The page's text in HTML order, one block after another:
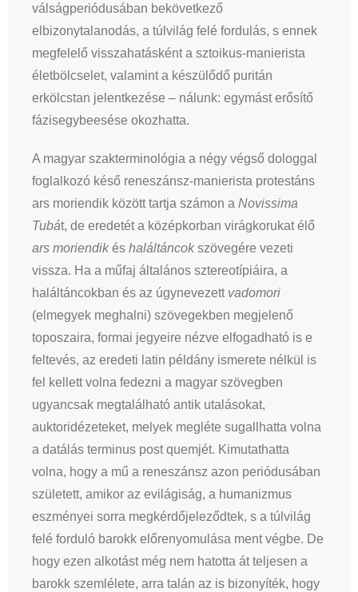
válságperiódusában bekövetkező
elbizonytalanodás, a túlvilág felé fordulás, s ennek
megfelelő visszahatásként a sztoikus-manierista
életbölcselet, valamint a készülődő puritán
erkölcstan jelentkezése – nálunk: egymást erősítő
fázisegybeesése okozhatta.
A magyar szakterminológia a négy végső dologgal
foglalkozó késő reneszánsz-manierista protestáns
ars moriendik között tartja számon a Novissima
Tubát, de eredetét a középkorban virágkorukat élő
ars moriendikés haláltáncokszövegére vezeti
vissza. Ha a műfaj általános sztereotípiáira, a
haláltáncokban és az úgynevezett vadomori
(elmegyek meghalni) szövegekben megjelenő
toposzaira, formai jegyeire nézve elfogadható is e
feltevés, az eredeti latin példány ismerete nélkül is
fel kellett volna fedezni a magyar szövegben
ugyancsak megtalálható antik utalásokat,
auktoridézeteket, melyek megléte sugallhatta volna
a datálás terminus post quemjét. Kimutathatta
volna, hogy a mű a reneszánsz azon periódusában
született, amikor az evilágiság, a humanizmus
eszményei sorra megkérdőjeleződtek, s a túlvilág
felé forduló barokk előrenyomulása ment végbe. De
hogy ezen alkotást még nem hatotta át teljesen a
barokk szemlélete, arra talán az is bizonyíték, hogy